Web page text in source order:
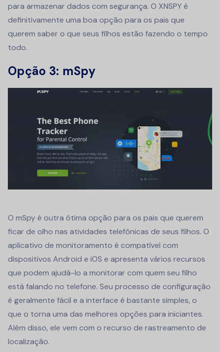
para armazenar dados com segurança. O XNSPY é
definitivamente uma boa opção para os pais que
querem saber o que seus filhos estão fazendo o tempo
todo.
Opção 3: mSpy
O mSpy é outra ótima opção para os pais que querem
ficar de olho nas atividades telefônicas de seus filhos. O
aplicativo de monitoramento é compatível com
dispositivos Android e iOS e apresenta vários recursos
que podem ajudá-lo a monitorar com quem seu filho
está falando no telefone. Seu processo de configuração
é geralmente fácil e a interface é bastante simples, o
que o torna uma das melhores opções para iniciantes.
Além disso, ele vem com o recurso de rastreamento de
localização.